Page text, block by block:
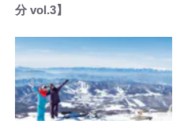
分 vol.3】